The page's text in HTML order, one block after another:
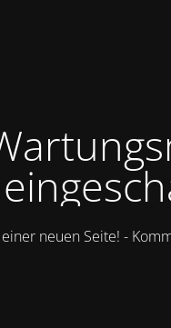
neuen Seite! -